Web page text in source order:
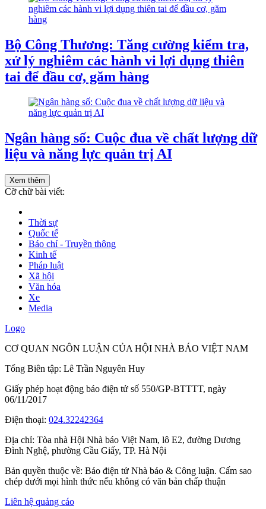
Bộ Công Thương: Tăng cường kiểm tra,
xử lý nghiêm các hành vi lợi dụng thiên
tai để đầu cơ, găm hàng
Ngân hàng số: Cuộc đua về chất lượng dữ
liệu và năng lực quản trị AI
Xem thêm
Cỡ chữ bài viết:
Thời sự
Quốc tế
Báo chí - Truyền thông
Kinh tế
Pháp luật
Xã hội
Văn hóa
Xe
Media
Logo
CƠ QUAN NGÔN LUẬN CỦA HỘI NHÀ BÁO VIỆT NAM
Tổng Biên tập: Lê Trần Nguyên Huy
Giấy phép hoạt động báo điện tử số 550/GP-BTTTT, ngày
06/11/2017
Điện thoại: 024.32242364
Địa chỉ: Tòa nhà Hội Nhà báo Việt Nam, lô E2, đường Dương
Đình Nghệ, phường Cầu Giấy, TP. Hà Nội
Bản quyền thuộc về: Báo điện tử Nhà báo & Công luận. Cấm sao
chép dưới mọi hình thức nếu không có văn bản chấp thuận
Liên hệ quảng cáo